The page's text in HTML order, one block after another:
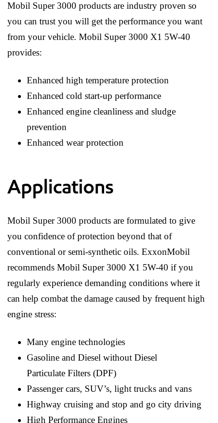
Mobil Super 3000 products are industry proven so
you can trust you will get the performance you want
from your vehicle. Mobil Super 3000 X1 5W-40
provides:
Enhanced high temperature protection
Enhanced cold start-up performance
Enhanced engine cleanliness and sludge
prevention
Enhanced wear protection
Applications
Mobil Super 3000 products are formulated to give
you confidence of protection beyond that of
conventional or semi-synthetic oils. ExxonMobil
recommends Mobil Super 3000 X1 5W-40 if you
regularly experience demanding conditions where it
can help combat the damage caused by frequent high
engine stress:
Many engine technologies
Gasoline and Diesel without Diesel
Particulate Filters (DPF)
Passenger cars, SUV’s, light trucks and vans
Highway cruising and stop and go city driving
High Performance Engines